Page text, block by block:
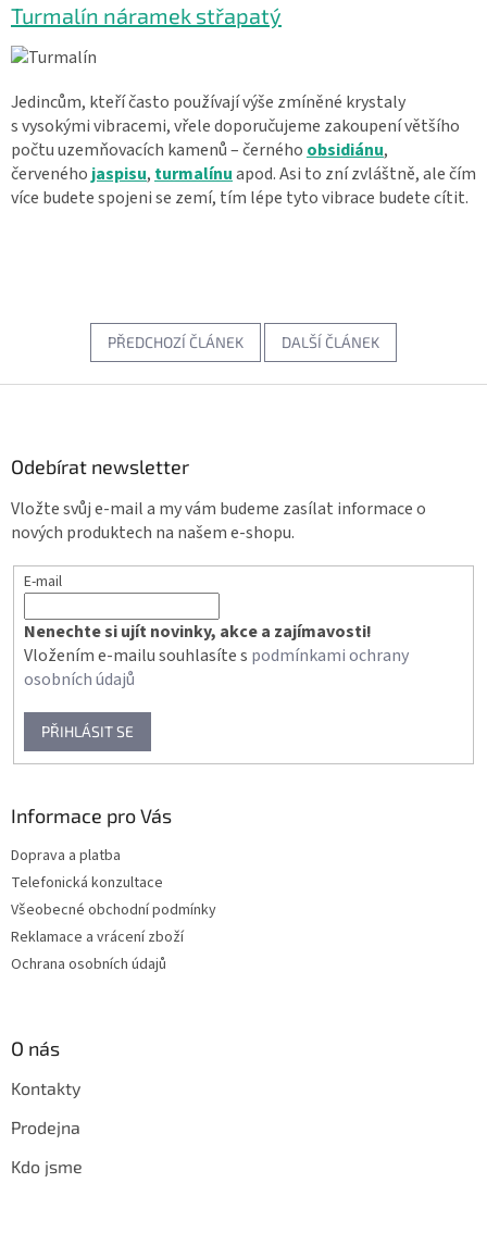
Turmalín náramek střapatý
Jedincům, kteří často používají výše zmíněné krystaly
s vysokými vibracemi, vřele doporučujeme zakoupení většího
počtu uzemňovacích kamenů – černého obsidiánu,
červeného jaspisu, turmalínuapod. Asi to zní zvláštně, ale čím
více budete spojeni se zemí, tím lépe tyto vibrace budete cítit.
PŘEDCHOZÍ ČLÁNEK DALŠÍ ČLÁNEK
Odebírat newsletter
Vložte svůj e-mail a my vám budeme zasílat informace o
nových produktech na našem e-shopu.
E-mail
Nenechte si ujít novinky, akce a zajímavosti!
Vložením e-mailu souhlasíte s podmínkami ochrany
osobních údajů
PŘIHLÁSIT SE
Informace pro Vás
Doprava a platba
Telefonická konzultace
Všeobecné obchodní podmínky
Reklamace a vrácení zboží
Ochrana osobních údajů
O nás
Kontakty
Prodejna
Kdo jsme